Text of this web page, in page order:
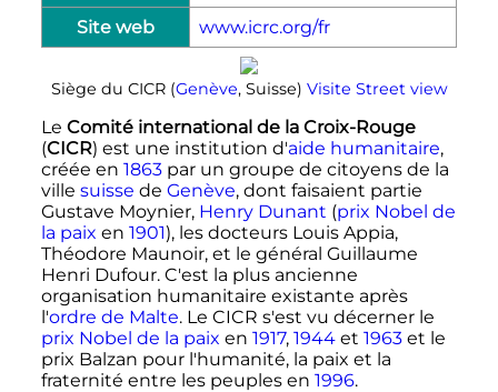
Site web www.icrc.org/fr
Siège du CICR (Genève, Suisse) Visite Street view
Le Comité international de la Croix-Rouge
(CICR) est une institution d'aide humanitaire,
créée en 1863par un groupe de citoyens de la
ville suisse de Genève, dont faisaient partie
Gustave Moynier, Henry Dunant (prix Nobel de
la paix en 1901), les docteurs Louis Appia,
Théodore Maunoir, et le général Guillaume
Henri Dufour. C'est la plus ancienne
organisation humanitaire existante après
l'ordre de Malte. Le CICR s'est vu décerner le
prix Nobel de la paix en 1917, 1944et 1963et le
prix Balzan pour l'humanité, la paix et la
fraternité entre les peuples en 1996.